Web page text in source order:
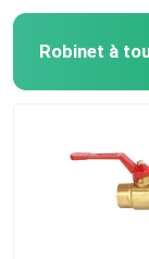
Robinet à